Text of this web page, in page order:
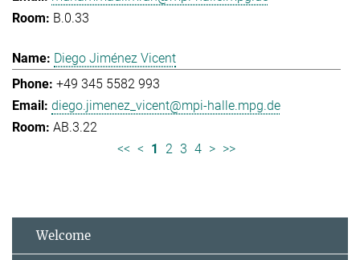
B.0.33
Diego Jiménez Vicent
+49 345 5582 993
diego.jimenez_vicent@mpi-halle.mpg.de
AB.3.22
<< < 1 2 3 4 > >>
Welcome